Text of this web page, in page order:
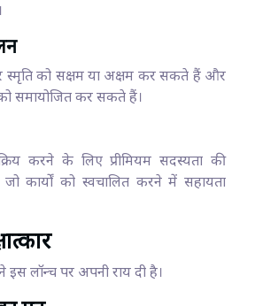
स्मृति को सक्षम या अक्षम कर सकते हैं और
समायोजित कर सकते हैं।
करने के लिए प्रीमियम सदस्यता की
कार्यों को स्वचालित करने में सहायता
इस लॉन्च पर अपनी राय दी है।